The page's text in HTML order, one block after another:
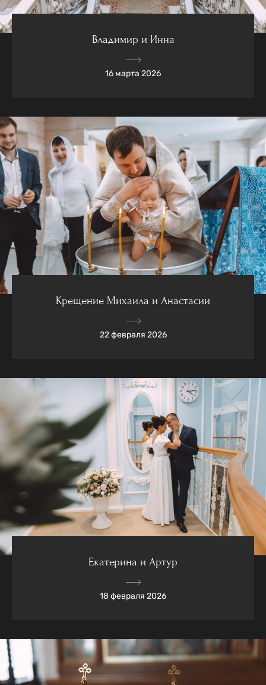
Владимир и Инна
16 марта 2026
Крещение Михаила и Анастасии
22 февраля 2026
Екатерина и Артур
18 февраля 2026